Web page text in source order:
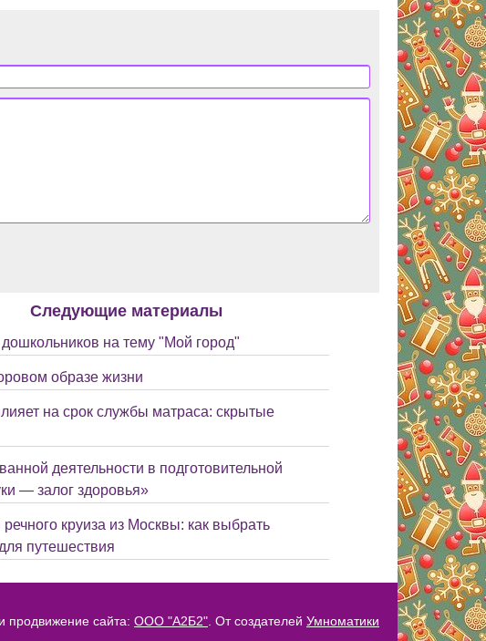
Следующие материалы
на тему "Мой город"
образе жизни
на срок службы матраса: скрытые
деятельности в подготовительной
— залог здоровья»
круиза из Москвы: как выбрать
путешествия
продвижение сайта: ООО "А2Б2" . От создателей Умноматики